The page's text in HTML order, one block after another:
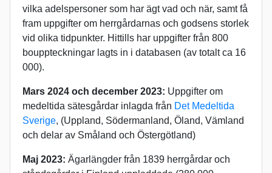
vilka adelspersoner som har ägt vad och när, samt få
fram uppgifter om herrgårdarnas och godsens storlek
vid olika tidpunkter. Hittills har uppgifter från 800
bouppteckningar lagts in i databasen (av totalt ca 16
000).
Mars 2024 och december 2023: Uppgifter om
medeltida sätesgårdar inlagda från Det Medeltida
Sverige, (Uppland, Södermanland, Öland, Vämland
och delar av Småland och Östergötland)
Maj 2023: Ägarlängder från 1839 herrgårdar och